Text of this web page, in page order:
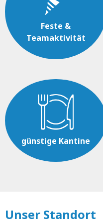
Feste &
Teamaktivität
günstige Kantine
Unser Standort